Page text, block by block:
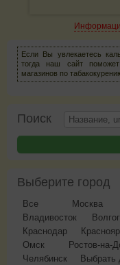
Если Вы увлекаетесь
тогда наш сайт
магазинов по
Поиск
Выберите город
Все Москва
Владивосток
Краснодар
Омск
Ростов-на-
Челябинск
Выбрать